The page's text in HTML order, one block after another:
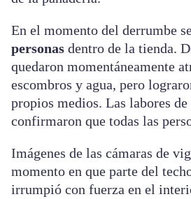
En el momento del derrumbe
personas dentro de la tienda.
quedaron momentáneamente
escombros y agua, pero
propios medios. Las labores de
confirmaron que todas las
Imágenes de las cámaras de
momento en que parte del
irrumpió con fuerza en el